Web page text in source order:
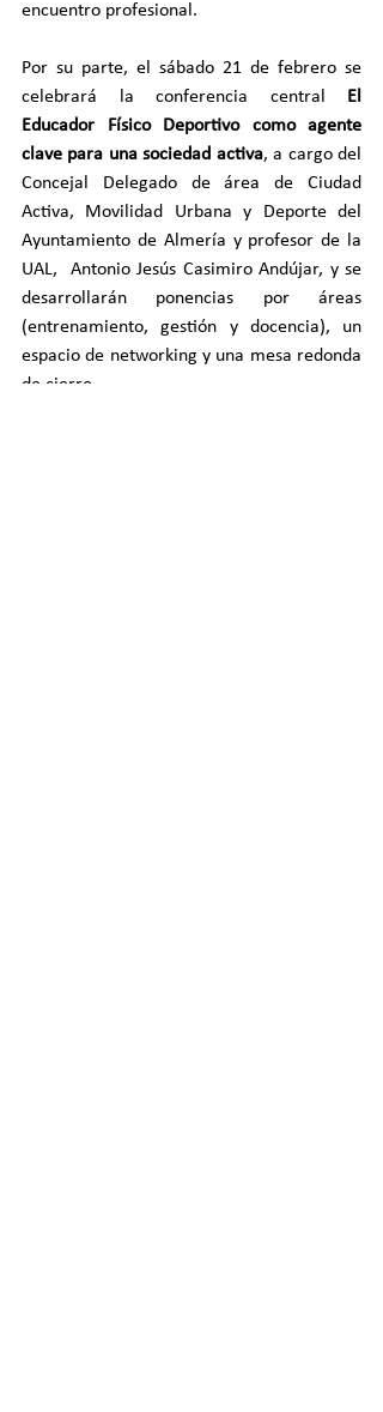
encuentro profesional.
Por su parte, el sábado 21 de febrero se
celebrará la conferencia central El
Educador Físico Deportivo como agente
clave para una sociedad activa, a cargo del
Concejal Delegado de área de Ciudad
Activa, Movilidad Urbana y Deporte del
Ayuntamiento de Almería y profesor de la
UAL,  Antonio Jesús Casimiro Andújar, y se
desarrollarán ponencias por áreas
(entrenamiento, gestión y docencia), un
espacio de networking y una mesa redonda
de cierre.